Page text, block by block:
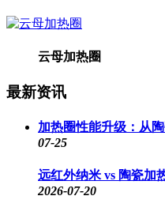
云母加热圈
最新资讯
加热圈性能升级：从
07-25
远红外纳米 vs 陶瓷加
2026-07-20